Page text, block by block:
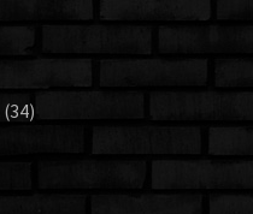
(34)